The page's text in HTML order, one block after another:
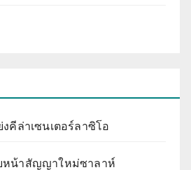
คีล่าเซนเตอร์ลาซิโอ
หน้าสัญญาใหม่ซาลาห์